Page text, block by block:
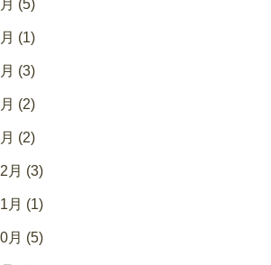
(5)
(1)
(3)
(2)
(2)
月 (3)
月 (1)
月 (5)